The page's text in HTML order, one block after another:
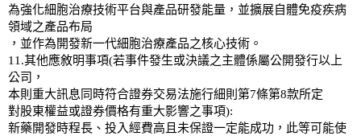
為強化細胞治療技術平台與產品研發能量，並擴展自體免疫疾病
領域之產品布局
，並作為開發新一代細胞治療產品之核心技術。
11.其他應敘明事項(若事件發生或決議之主體係屬公開發行以上
公司，
本則重大訊息同時符合證券交易法施行細則第7條第8款所定
對股東權益或證券價格有重大影響之事項):
新藥開發時程長、投入經費高且未保證一定能成功，此等可能使